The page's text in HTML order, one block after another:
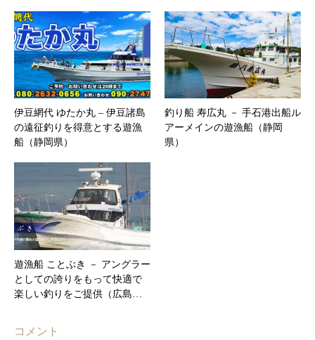
伊豆網代 ゆたか丸 – ​伊豆諸島
の遠征釣りを得意とする遊漁
船（静岡県）
釣り船 寿広丸 － 手石港出船ル
アーメインの遊漁船（静岡
県）
遊漁船 ことぶき － アングラー
としての誇りをもって快適で
楽しい釣りをご提供（広島…
コメント